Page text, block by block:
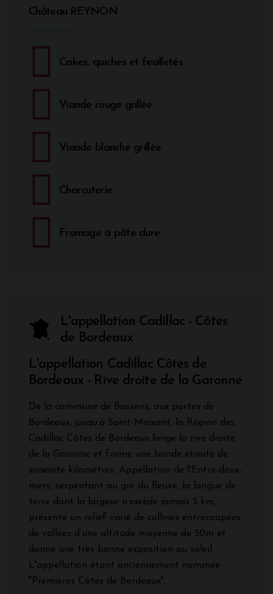
Château REYNON
Cakes, quiches et feuilletés
Viande rouge grillée
Viande blanche grillée
Charcuterie
Fromage à pâte dure
L'appellation Cadillac - Côtes
de Bordeaux
L'appellation Cadillac Côtes de
Bordeaux - Rive droite de la Garonne
De la commune de Bassens, aux portes de
Bordeaux, jusqu’à Saint-Maixant, la Région des
Cadillac Côtes de Bordeaux longe la rive droite
de la Garonne et forme une bande étroite de
soixante kilomètres. Appellation de l'Entre-deux-
mers, serpentant au gré du fleuve, la langue de
terre dont la largeur n’excède jamais 5 km,
présente un relief varié de collines entrecoupées
de vallées d’une altitude moyenne de 50m et
donne une très bonne exposition au soleil.
L'appellation étant anciennement nommée
"Premières Côtes de Bordeaux".